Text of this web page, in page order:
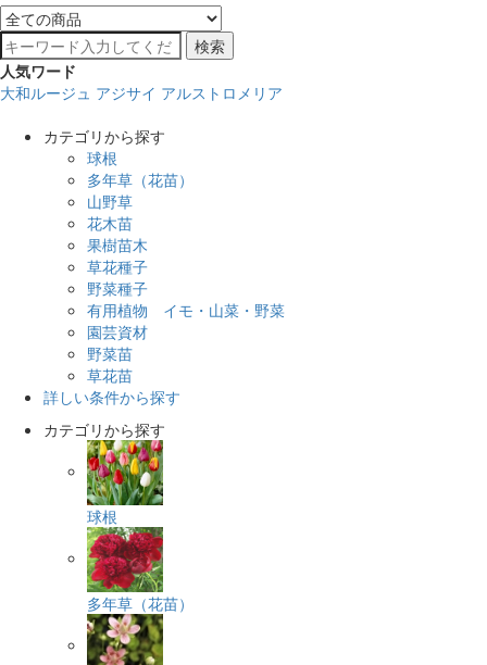
検索
人気ワード
大和ルージュ アジサイ アルストロメリア
カテゴリから探す
球根
多年草（花苗）
山野草
花木苗
果樹苗木
草花種子
野菜種子
有用植物 イモ・山菜・野菜
園芸資材
野菜苗
草花苗
詳しい条件から探す
カテゴリから探す
球根
多年草（花苗）